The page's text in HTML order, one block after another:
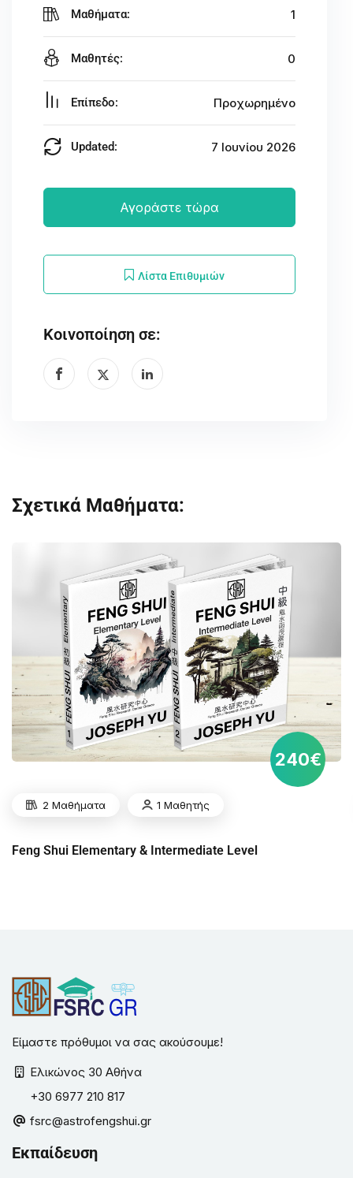
Μαθήματα: 1
Μαθητές: 0
Επίπεδο: Προχωρημένο
Updated: 7 Ιουνίου 2026
Αγοράστε τώρα
Λίστα Επιθυμιών
Κοινοποίηση σε:
Σχετικά Μαθήματα:
240€
2 Μαθήματα 1 Μαθητής
Feng Shui Elementary & Intermediate Level
Είμαστε πρόθυμοι να σας ακούσουμε!
Ελικώνος 30 Αθήνα
+30 6977 210 817
fsrc@astrofengshui.gr
Εκπαίδευση